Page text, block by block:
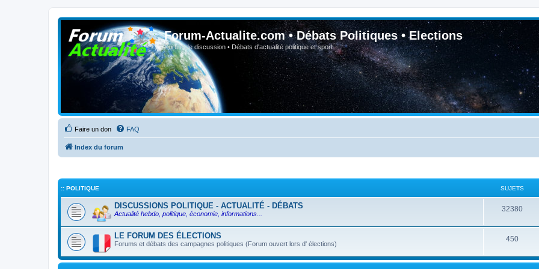
Forum-Actualite.com • Débats Politiques • Elections
Forum de discussion • Débats d'actualité politique et sport
Faire un don FAQ
Index du forum
:: POLITIQUE SUJETS
DISCUSSIONS POLITIQUE - ACTUALITÉ - DÉBATS
Actualité hebdo, politique, économie, informations...
32380
LE FORUM DES ÉLECTIONS
Forums et débats des campagnes politiques (Forum ouvert lors d' élections)
450